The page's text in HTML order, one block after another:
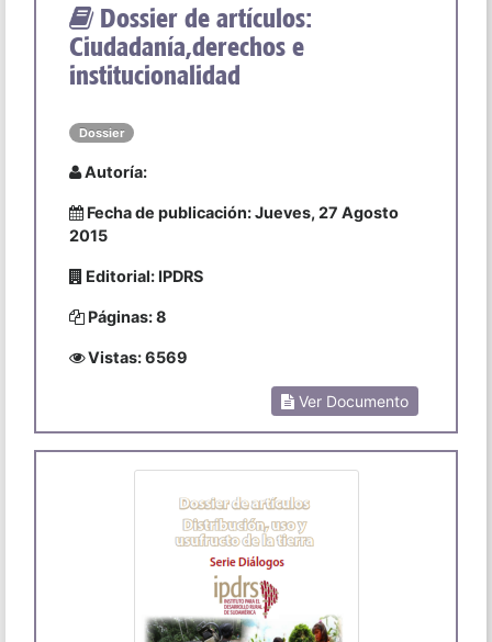
Dossier de artículos:
Ciudadanía,derechos e
institucionalidad
Dossier
Autoría:
Fecha de publicación: Jueves, 27 Agosto
2015
Editorial: IPDRS
Páginas: 8
Vistas: 6569
Ver Documento